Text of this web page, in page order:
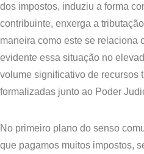
dos impostos, induziu a forma
contribuinte, enxerga a
maneira como este se relaciona
evidente essa situação no
volume significativo de recursos
formalizadas junto ao Poder
​No primeiro plano do senso
que pagamos muitos impostos,